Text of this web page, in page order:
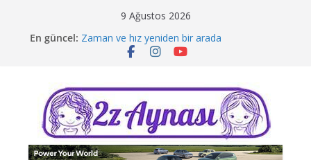
9 Ağustos 2026
En güncel: Zaman ve hız yeniden bir arada
Borusan Next Bodrum’da açıldı
Tatil rotasında test sürüşü